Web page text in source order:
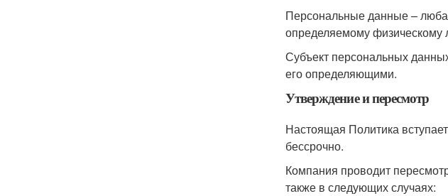
Персональные данные –
определяемому физическому
Субъект персональных
его определяющими.
Утверждение и пересмотр
Настоящая Политика
бессрочно.
Компания проводит
также в следующих случаях: